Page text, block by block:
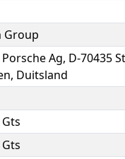
Group
Porsche Ag, D-70435
Duitsland